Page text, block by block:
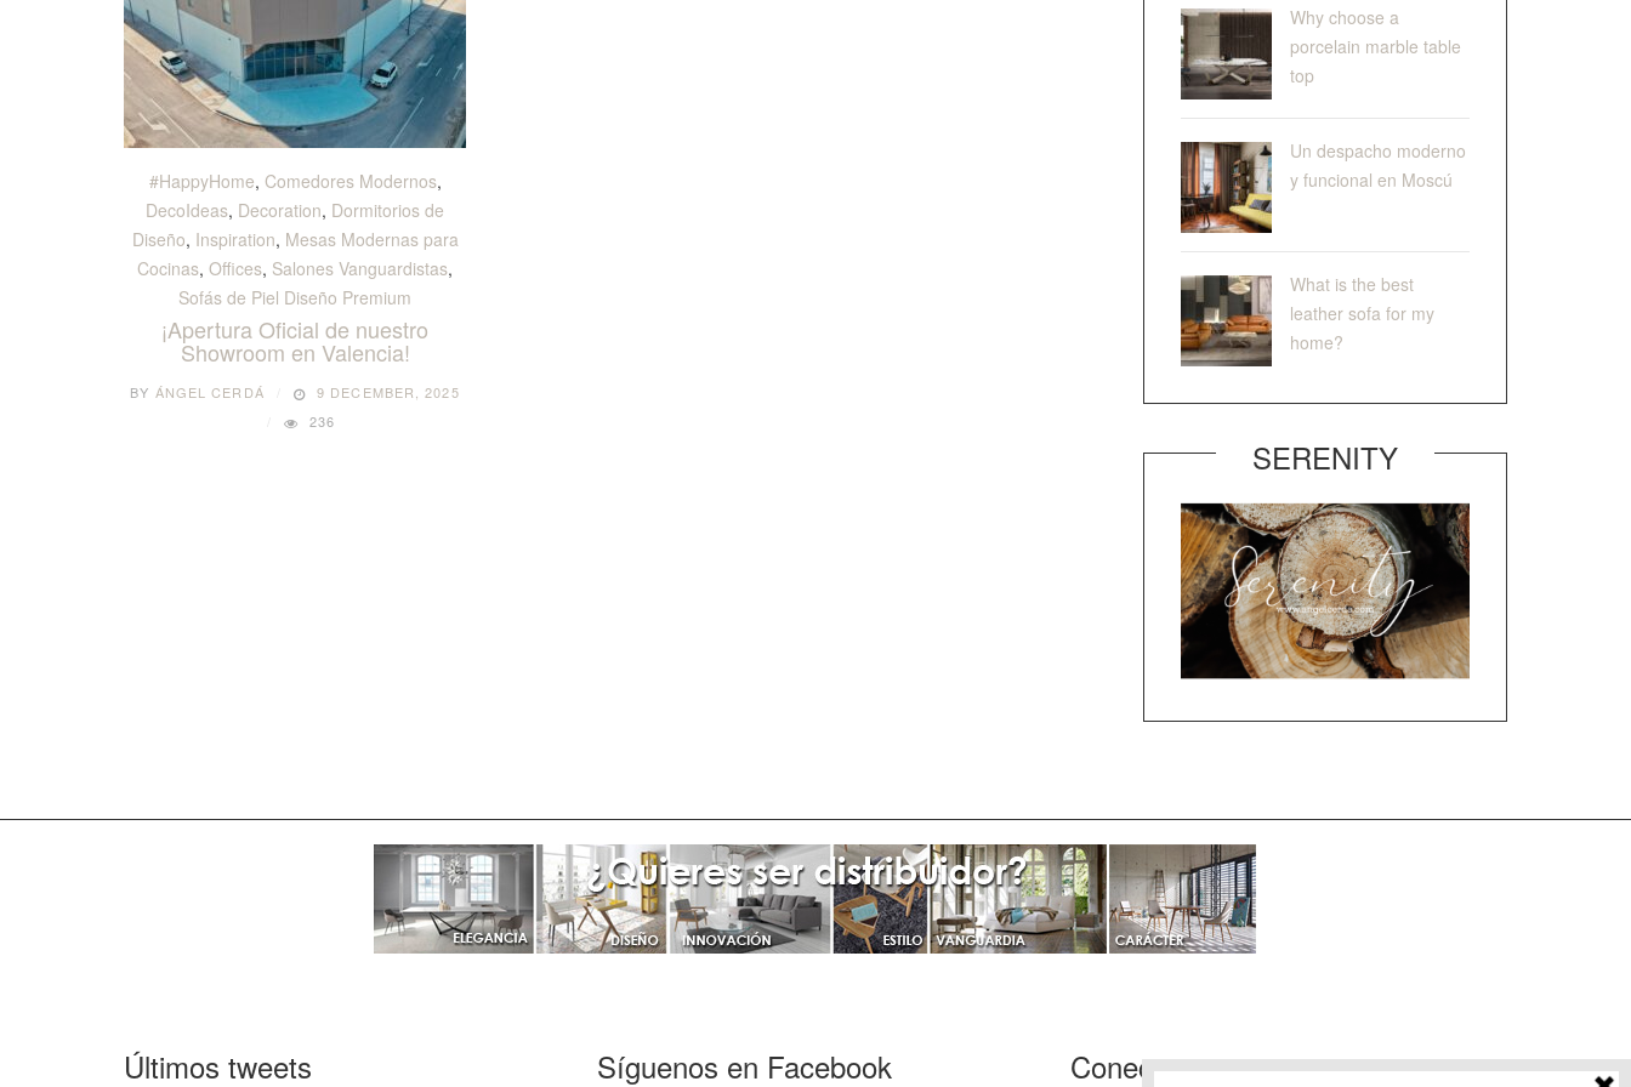
#HappyHome, Comedores Modernos,
DecoIdeas, Decoration, Dormitorios de
Diseño, Inspiration, Mesas Modernas para
Cocinas, Offices, Salones Vanguardistas,
Sofás de Piel Diseño Premium
¡Apertura Oficial de nuestro
Showroom en Valencia!
BY ÁNGEL CERDÁ
9 DECEMBER, 2025
236
Why choose a
porcelain marble table
top
Un despacho moderno
y funcional en Moscú
What is the best
leather sofa for my
home?
SERENITY
Últimos tweets Síguenos en Facebook Conecta con nosotros